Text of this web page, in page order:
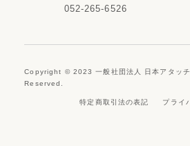
052-265-6526
Copyright © 2023 一般社団法人 日本アタッ
Reserved.
特定商取引法の表記 プライ